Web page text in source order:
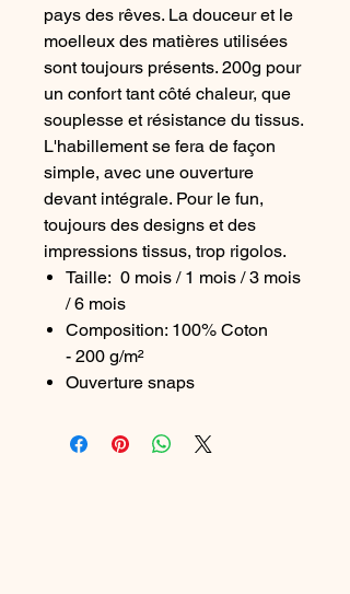
pays des rêves. La douceur et le
moelleux des matières utilisées
sont toujours présents. 200g pour
un confort tant côté chaleur, que
souplesse et résistance du tissus.
L'habillement se fera de façon
simple, avec une ouverture
devant intégrale. Pour le fun,
toujours des designs et des
impressions tissus, trop rigolos.
Taille: 0 mois / 1 mois / 3 mois
/ 6 mois
Composition: 100% Coton
- 200 g/m²
Ouverture snaps